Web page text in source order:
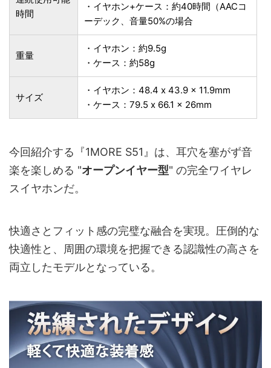
時間
・イヤホン+ケース：約40時間（AACコ
ーデック、音量50%の場合
重量
・イヤホン：約9.5g
・ケース：約58g
サイズ
・イヤホン：48.4 x 43.9 x 11.9mm
・ケース：79.5 x 66.1 x 26mm
今回紹介する『1MORE S51』は、耳穴を塞がず音
楽を楽しめる "オープンイヤー型" の完全ワイヤレ
スイヤホンだ。
快適さとフィット感の完璧な融合を実現。圧倒的な
快適性と、周囲の環境を把握できる認識性の高さを
両立したモデルとなっている。